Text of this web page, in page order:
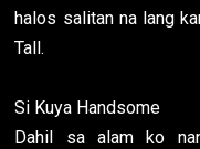
halos salitan na lang
Tall.
Si Kuya Handsome
Dahil sa alam ko